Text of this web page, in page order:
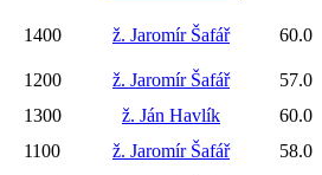
1400 ž. Jaromír Šafář 60.0
1200 ž. Jaromír Šafář
57.0
1300 ž. Ján Havlík
60.0
1100 ž. Jaromír Šafář
58.0